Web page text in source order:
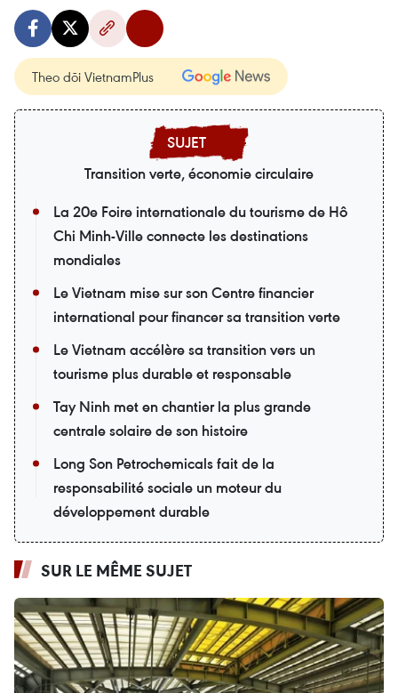
Theo dõi VietnamPlus
Transition verte, économie circulaire
La 20e Foire internationale du tourisme de Hô
Chi Minh-Ville connecte les destinations
mondiales
Le Vietnam mise sur son Centre financier
international pour financer sa transition verte
Le Vietnam accélère sa transition vers un
tourisme plus durable et responsable
Tay Ninh met en chantier la plus grande
centrale solaire de son histoire
Long Son Petrochemicals fait de la
responsabilité sociale un moteur du
développement durable
SUR LE MÊME SUJET